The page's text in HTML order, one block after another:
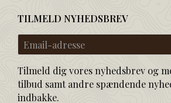
TILMELD NYHEDSBREV
Email-
adresse
Tilmeld dig vores nyhedsbrev og
tilbud samt andre spændende
indbakke.